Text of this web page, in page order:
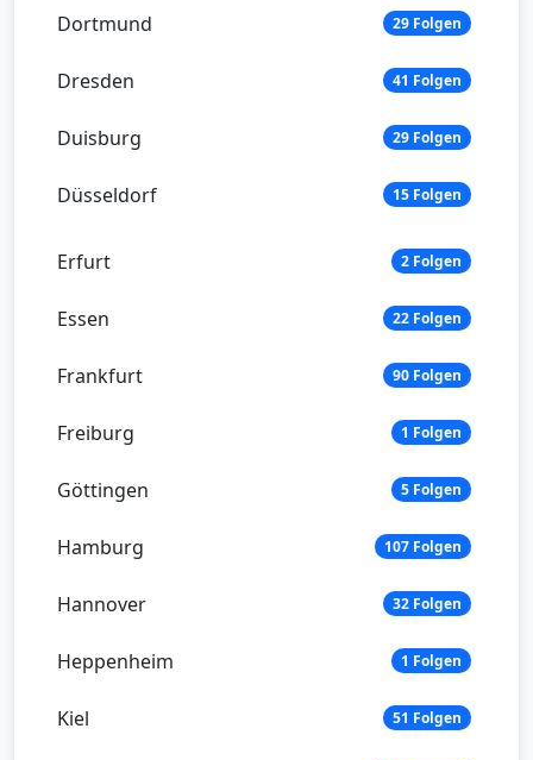
Dortmund 29 Folgen
Dresden 41 Folgen
Duisburg 29 Folgen
Düsseldorf 15 Folgen
Erfurt 2 Folgen
Essen 22 Folgen
Frankfurt 90 Folgen
Freiburg 1 Folgen
Göttingen 5 Folgen
Hamburg 107 Folgen
Hannover 32 Folgen
Heppenheim 1 Folgen
Kiel 51 Folgen